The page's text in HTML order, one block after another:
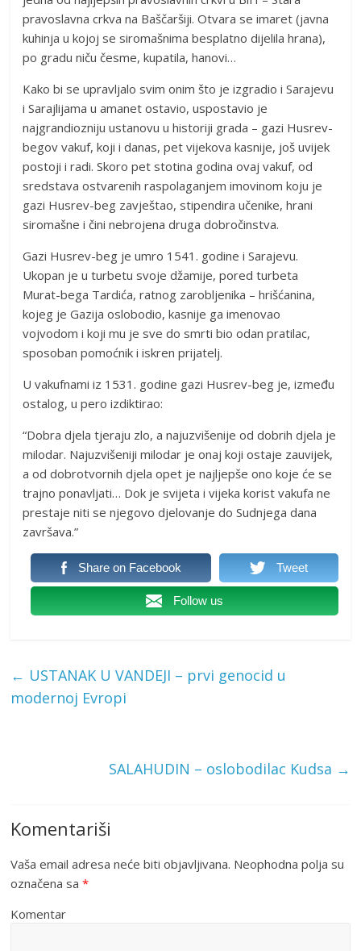
pravoslavna crkva na Baščaršiji. Otvara se imaret (javna
kuhinja u kojoj se siromašnima besplatno dijelila hrana),
po gradu niču česme, kupatila, hanovi…
Kako bi se upravljalo svim onim što je izgradio i Sarajevu
i Sarajlijama u amanet ostavio, uspostavio je
najgrandiozniju ustanovu u historiji grada – gazi Husrev-
begov vakuf, koji i danas, pet vijekova kasnije, još uvijek
postoji i radi. Skoro pet stotina godina ovaj vakuf, od
sredstava ostvarenih raspolaganjem imovinom koju je
gazi Husrev-beg zavještao, stipendira učenike, hrani
siromašne i čini nebrojena druga dobročinstva.
Gazi Husrev-beg je umro 1541. godine i Sarajevu.
Ukopan je u turbetu svoje džamije, pored turbeta
Murat-bega Tardića, ratnog zarobljenika – hrišćanina,
kojeg je Gazija oslobodio, kasnije ga imenovao
vojvodom i koji mu je sve do smrti bio odan pratilac,
sposoban pomoćnik i iskren prijatelj.
U vakufnami iz 1531. godine gazi Husrev-beg je, između
ostalog, u pero izdiktirao:
“Dobra djela tjeraju zlo, a najuzvišenije od dobrih djela je
milodar. Najuzvišeniji milodar je onaj koji ostaje zauvijek,
a od dobrotvornih djela opet je najljepše ono koje će se
trajno ponavljati… Dok je svijeta i vijeka korist vakufa ne
prestaje niti se njegovo djelovanje do Sudnjega dana
završava.”
Share on Facebook Tweet
Follow us
← USTANAK U VANDEJI – prvi genocid u
modernoj Evropi
SALAHUDIN – oslobodilac Kudsa →
Komentariši
Vaša email adresa neće biti objavljivana. Neophodna polja su
označena sa*
Komentar